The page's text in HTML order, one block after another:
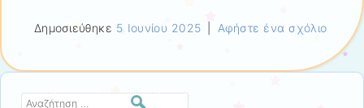
Δημοσιεύθηκε 5 Ιουνίου 2025 Αφήστε ένα σχόλιο
Αναζήτηση